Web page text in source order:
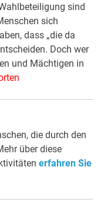
sind
sich
dass „die da
Doch wer
und Mächtigen in
die durch den
über diese
erfahren Sie